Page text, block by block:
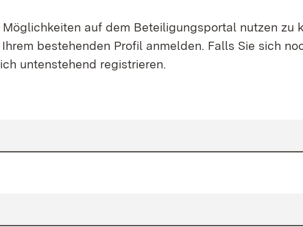
auf dem Beteiligungsportal nutzen zu
bestehenden Profil anmelden. Falls Sie sich
untenstehend registrieren.